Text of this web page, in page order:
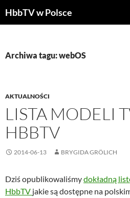
HbbTV w Polsce
Archiwa tagu: webOS
AKTUALNOŚCI
LISTA MODELI
HBBTV
2014-06-13 BRYGIDA GRÖLICH
Dziś opublikowaliśmydokładną
HbbTV jakie są dostępne na